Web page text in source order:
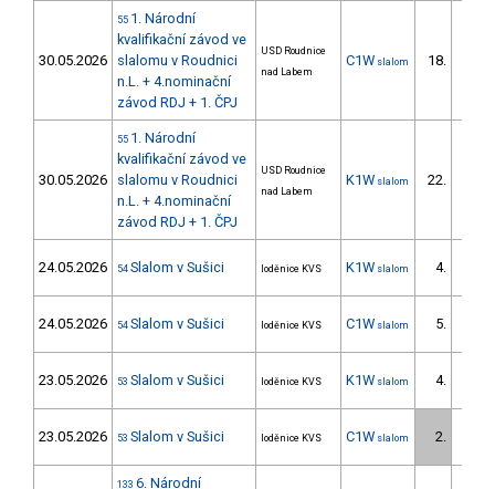
30.05.2026
55 1. Národní
kvalifikační závod ve
slalomu v Roudnici
n.L. + 4.nominační
závod RDJ + 1. ČPJ
USD Roudnice
nad Labem
C1W slalom 18.
30.05.2026
55 1. Národní
kvalifikační závod ve
slalomu v Roudnici
n.L. + 4.nominační
závod RDJ + 1. ČPJ
USD Roudnice
nad Labem
K1W slalom 22.
24.05.2026 54 Slalom v Sušici loděnice KVS K1W slalom 4.
24.05.2026 54 Slalom v Sušici loděnice KVS C1W slalom 5.
23.05.2026 53 Slalom v Sušici loděnice KVS K1W slalom 4.
23.05.2026 53 Slalom v Sušici loděnice KVS C1W slalom 2.
133 6. Národní